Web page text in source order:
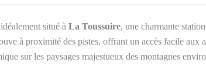
situé à La Toussuire, une charmante
à proximité des pistes, offrant un accès facile aux
sur les paysages majestueux des montagnes